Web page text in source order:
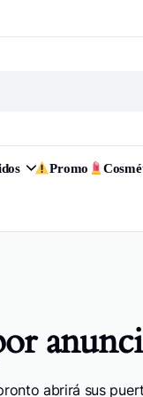
Promo
abrirá sus